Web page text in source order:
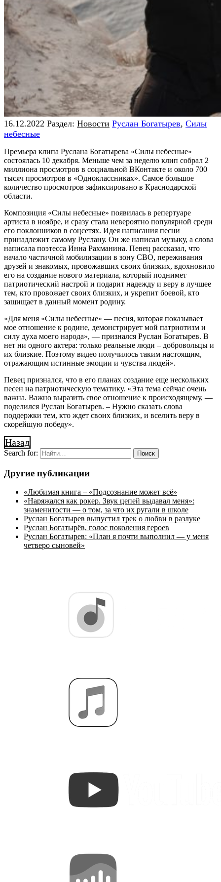
16.12.2022 Раздел: Новости Руслан Богатырев, Силы
небесные
Премьера клипа Руслана Богатырева «Силы небесные»
состоялась 10 декабря. Меньше чем за неделю клип собрал 2
миллиона просмотров в социальной ВКонтакте и около 700
тысяч просмотров в «Одноклассниках». Самое большое
количество просмотров зафиксировано в Краснодарской
области.
Композиция «Силы небесные» появилась в репертуаре
артиста в ноябре, и сразу стала невероятно популярной среди
его поклонников в соцсетях. Идея написания песни
принадлежит самому Руслану. Он же написал музыку, а слова
написала поэтесса Инна Рахманина. Певец рассказал, что
начало частичной мобилизации в зону СВО, переживания
друзей и знакомых, провожавших своих близких, вдохновило
его на создание нового материала, который поднимет
патриотический настрой и подарит надежду и веру в лучшее
тем, кто провожает своих близких, и укрепит боевой, кто
защищает в данный момент родину.
«Для меня «Силы небесные» — песня, которая показывает
мое отношение к родине, демонстрирует мой патриотизм и
силу духа моего народа», — признался Руслан Богатырев. В
нет ни одного актера: только реальные люди – добровольцы и
их близкие. Поэтому видео получилось таким настоящим,
отражающим истинные эмоции и чувства людей».
Певец признался, что в его планах создание еще нескольких
песен на патриотическую тематику. «Эта тема сейчас очень
важна. Важно выразить свое отношение к происходящему, —
поделился Руслан Богатырев. – Нужно сказать слова
поддержки тем, кто ждет своих близких, и вселить веру в
скорейшую победу».
Назад
Search for:
Другие публикации
«Любимая книга – «Подсознание может всё»
«Наряжался как рокер. Звук цепей выдавал меня»:
знаменитости — о том, за что их ругали в школе
Руслан Богатырев выпустил трек о любви в разлуке
Руслан Богатырёв, голос поколения героев
Руслан Богатырев: «План я почти выполнил — у меня
четверо сыновей»